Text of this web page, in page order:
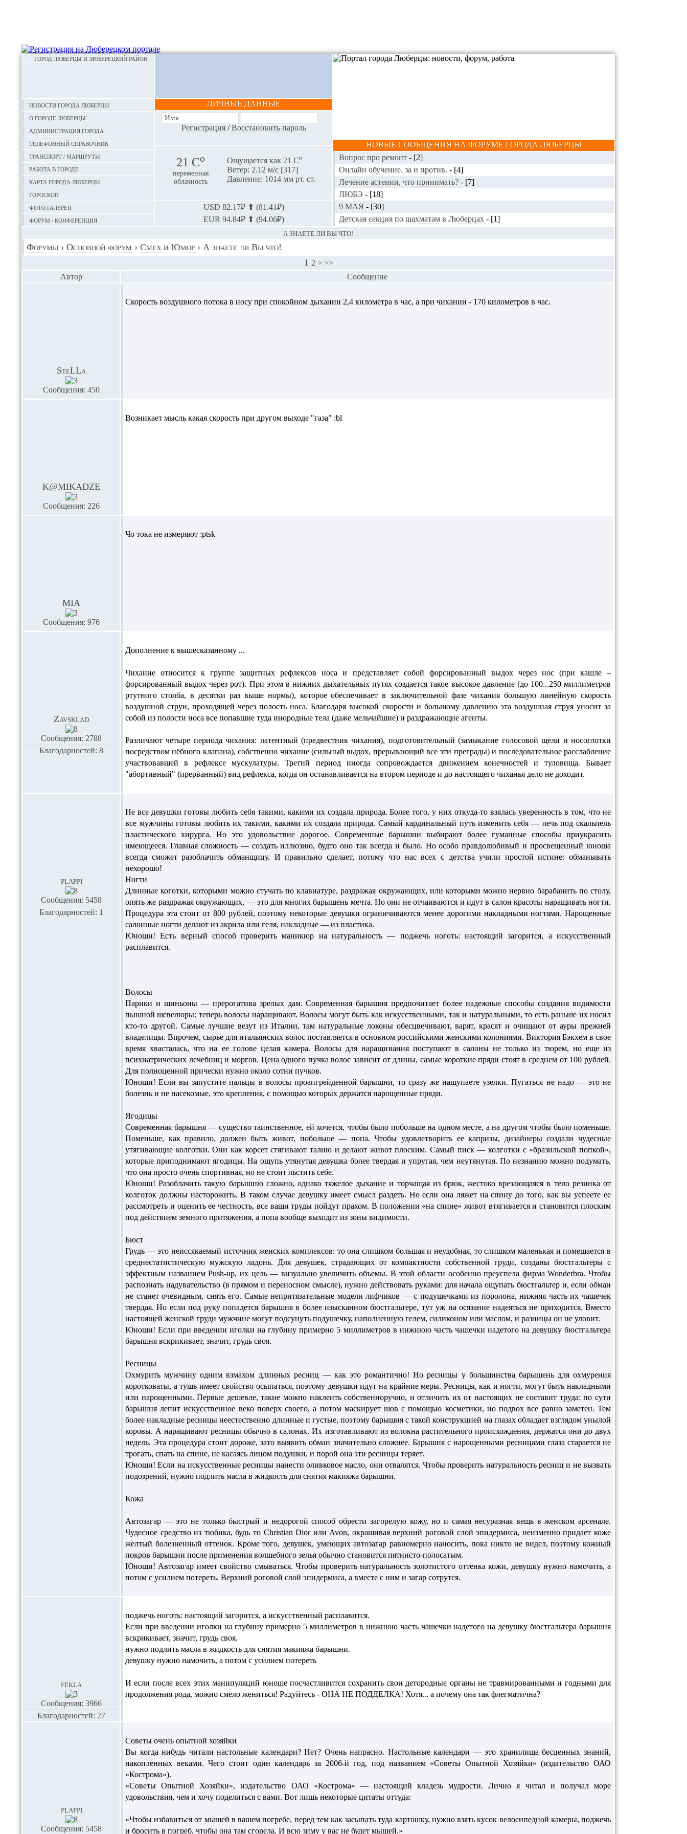
ГОРОД ЛЮБЕРЦЫ И ЛЮБЕРЕЦКИЙ РАЙОН
Новости города Люберцы
О городе Люберцы
Администрация города
Телефонный справочник
Транспорт / маршруты
Работа в городе
Карта города Люберцы
Гороскоп
Фото галерея
Форум / конференция
ЛИЧНЫЕ ДАННЫЕ
Регистрация/Восстановить пароль
21 Сo
переменная
облачность
Ощущается как 21 Сo
Ветер: 2.12 м/с [317]
Давление: 1014 мм рт. ст.
USD 82.17₽ ⬆ (81.41₽)
EUR 94.84₽ ⬆ (94.06₽)
НОВЫЕ СООБЩЕНИЯ НА ФОРУМЕ ГОРОДА ЛЮБЕРЦЫ
Вопрос про ремонт - [2]
Онлайн обучение. за и против. - [4]
Лечение астении, что принимать? - [7]
ЛЮБЭ - [18]
9 МАЯ - [30]
Детская секция по шахматам в Люберцах - [1]
А ЗНАЕТЕ ЛИ ВЫ ЧТО!
Форумы › Основной форум › Смех и Юмор › А знаете ли Вы что!
1 2 > >>
Автор
Сообщение
SteLLa
Сообщения: 450
Скорость воздушного потока в носу при спокойном дыхании 2,4 километра в час, а при чихании - 170 километров в час.
K@MIKADZE
Сообщения: 226
Возникает мысль какая скорость при другом выходе "газа" :bl
MIA
Сообщения: 976
Чо тока не измеряют :ptsk
Zavsklad
Сообщения: 2788
Благодарностей: 8
Дополнение к вышесказанному ...
Чихание относится к группе защитных рефлексов носа и представляет собой форсированный выдох через нос (при кашле –
форсированный выдох через рот). При этом в нижних дыхательных путях создается такое высокое давление (до 100...250 миллиметров
ртутного столба, в десятки раз выше нормы), которое обеспечивает в заключительной фазе чихания большую линейную скорость
воздушной струи, проходящей через полость носа. Благодаря высокой скорости и большому давлению эта воздушная струя уносит за
собой из полости носа все попавшие туда инородные тела (даже мельчайшие) и раздражающие агенты.
Различают четыре периода чихания: латентный (предвестник чихания), подготовительный (замыкание голосовой щели и носоглотки
посредством нёбного клапана), собственно чихание (сильный выдох, прерывающий все эти преграды) и последовательное расслабление
участвовавшей в рефлексе мускулатуры. Третий период иногда сопровождается движением конечностей и туловища. Бывает
"абортивный" (прерванный) вид рефлекса, когда он останавливается на втором периоде и до настоящего чиханья дело не доходит.
plappi
Сообщения: 5458
Благодарностей: 1
Не все девушки готовы любить себя такими, какими их создала природа. Более того, у них откуда-то взялась уверенность в том, что не
все мужчины готовы любить их такими, какими их создала природа. Самый кардинальный путь изменить себя — лечь под скальпель
пластического хирурга. Но это удовольствие дорогое. Современные барышни выбирают более гуманные способы приукрасить
имеющееся. Главная сложность — создать иллюзию, будто оно так всегда и было. Но особо правдолюбивый и просвещенный юноша
всегда сможет разоблачить обманщицу. И правильно сделает, потому что нас всех с детства учили простой истине: обманывать
нехорошо!
Ногти
Длинные коготки, которыми можно стучать по клавиатуре, раздражая окружающих, или которыми можно нервно барабанить по столу,
опять же раздражая окружающих, — это для многих барышень мечта. Но они не отчаиваются и идут в салон красоты наращивать ногти.
Процедура эта стоит от 800 рублей, поэтому некоторые девушки ограничиваются менее дорогими накладными ногтями. Нарощенные
салонные ногти делают из акрила или геля, накладные — из пластика.
Юноши! Есть верный способ проверить маникюр на натуральность — поджечь ноготь: настоящий загорится, а искусственный
расплавится.
Волосы
Парики и шиньоны — прерогатива зрелых дам. Современная барышня предпочитает более надежные способы создания видимости
пышной шевелюры: теперь волосы наращивают. Волосы могут быть как искусственными, так и натуральными, то есть раньше их носил
кто-то другой. Самые лучшие везут из Италии, там натуральные локоны обесцвечивают, варят, красят и очищают от ауры прежней
владелицы. Впрочем, сырье для итальянских волос поставляется в основном российскими женскими колониями. Виктория Бэкхем в свое
время хвасталась, что на ее голове целая камера. Волосы для наращивания поступают в салоны не только из тюрем, но еще из
психиатрических лечебниц и моргов. Цена одного пучка волос зависит от длины, самые короткие пряди стоят в среднем от 100 рублей.
Для полноценной прически нужно около сотни пучков.
Юноши! Если вы запустите пальцы в волосы проапгрейденной барышни, то сразу же нащупаете узелки. Пугаться не надо — это не
болезнь и не насекомые, это крепления, с помощью которых держатся нарощенные пряди.
Ягодицы
Современная барышня — существо таинственное, ей хочется, чтобы было побольше на одном месте, а на другом чтобы было поменьше.
Поменьше, как правило, должен быть живот, побольше — попа. Чтобы удовлетворить ее капризы, дизайнеры создали чудесные
утягивающие колготки. Они как корсет стягивают талию и делают живот плоским. Самый писк — колготки с «бразильской попкой»,
которые приподнимают ягодицы. На ощупь утянутая девушка более твердая и упругая, чем неутянутая. По незнанию можно подумать,
что она просто очень спортивная, но не стоит льстить себе.
Юноши! Разоблачить такую барышню сложно, однако тяжелое дыхание и торчащая из брюк, жестоко врезающаяся в тело резинка от
колготок должны насторожить. В таком случае девушку имеет смысл раздеть. Но если она ляжет на спину до того, как вы успеете ее
рассмотреть и оценить ее честность, все ваши труды пойдут прахом. В положении «на спине» живот втягивается и становится плоским
под действием земного притяжения, а попа вообще выходит из зоны видимости.
Бюст
Грудь — это неиссякаемый источник женских комплексов: то она слишком большая и неудобная, то слишком маленькая и помещается в
среднестатистическую мужскую ладонь. Для девушек, страдающих от компактности собственной груди, созданы бюстгальтеры с
эффектным названием Push-up, их цель — визуально увеличить объемы. В этой области особенно преуспела фирма Wonderbra. Чтобы
распознать надувательство (в прямом и переносном смысле), нужно действовать руками: для начала ощупать бюстгальтер и, если обман
не станет очевидным, снять его. Самые непритязательные модели лифчиков — с подушечками из поролона, нижняя часть их чашечек
твердая. Но если под руку попадется барышня в более изысканном бюстгальтере, тут уж на осязание надеяться не приходится. Вместо
настоящей женской груди мужчине могут подсунуть подушечку, наполненную гелем, силиконом или маслом, и разницы он не уловит.
Юноши! Если при введении иголки на глубину примерно 5 миллиметров в нижнюю часть чашечки надетого на девушку бюстгальтера
барышня вскрикивает, значит, грудь своя.
Ресницы
Охмурить мужчину одним взмахом длинных ресниц — как это романтично! Но ресницы у большинства барышень для охмурения
коротковаты, а тушь имеет свойство осыпаться, поэтому девушки идут на крайние меры. Ресницы, как и ногти, могут быть накладными
или нарощенными. Первые дешевле, такие можно наклеить собственноручно, и отличить их от настоящих не составит труда: по сути
барышня лепит искусственное веко поверх своего, а потом маскирует шов с помощью косметики, но подвох все равно заметен. Тем
более накладные ресницы неестественно длинные и густые, поэтому барышня с такой конструкцией на глазах обладает взглядом унылой
коровы. А наращивают ресницы обычно в салонах. Их изготавливают из волокна растительного происхождения, держатся они до двух
недель. Эта процедура стоит дороже, зато выявить обман значительно сложнее. Барышня с нарощенными ресницами глаза старается не
трогать, спать на спине, не касаясь лицом подушки, и порой она эти ресницы теряет.
Юноши! Если на искусственные ресницы нанести оливковое масло, они отвалятся. Чтобы проверить натуральность ресниц и не вызвать
подозрений, нужно подлить масла в жидкость для снятия макияжа барышни.
Кожа
Автозагар — это не только быстрый и недорогой способ обрести загорелую кожу, но и самая несуразная вещь в женском арсенале.
Чудесное средство из тюбика, будь то Christian Dior или Avon, окрашивая верхний роговой слой эпидермиса, неизменно придает коже
желтый болезненный оттенок. Кроме того, девушек, умеющих автозагар равномерно наносить, пока никто не видел, поэтому кожный
покров барышни после применения волшебного зелья обычно становится пятнисто-полосатым.
Юноши! Автозагар имеет свойство смываться. Чтобы проверить натуральность золотистого оттенка кожи, девушку нужно намочить, а
потом с усилием потереть. Верхний роговой слой эпидермиса, а вместе с ним и загар сотрутся.
fekla
Сообщения: 3966
Благодарностей: 27
поджечь ноготь: настоящий загорится, а искусственный расплавится.
Если при введении иголки на глубину примерно 5 миллиметров в нижнюю часть чашечки надетого на девушку бюстгальтера барышня
вскрикивает, значит, грудь своя.
нужно подлить масла в жидкость для снятия макияжа барышни.
девушку нужно намочить, а потом с усилием потереть
И если после всех этих манипуляций юноше посчастливится сохранить свои детородные органы не травмированными и годными для
продолжения рода, можно смело жениться! Радуйтесь - ОНА НЕ ПОДДЕЛКА! Хотя... а почему она так флегматична?
plappi
Сообщения: 5458
Советы очень опытной хозяйки
Вы когда нибудь читали настольные календари? Нет? Очень напрасно. Настольные календари — это хранилища бесценных знаний,
накопленных веками. Чего стоит один календарь за 2006-й год, под названием «Советы Опытной Хозяйки» (издательство ОАО
«Кострома»).
«Советы Опытной Хозяйки», издательство ОАО «Кострома» — настоящий кладезь мудрости. Лично я читал и получал море
удовольствия, чем и хочу поделиться с вами. Вот лишь некоторые цитаты оттуда:
«Чтобы избавиться от мышей в вашем погребе, перед тем как засыпать туда картошку, нужно взять кусок велосипедной камеры, поджечь
и бросить в погреб, чтобы она там сгорела. И всю зиму у вас не будет мышей.»